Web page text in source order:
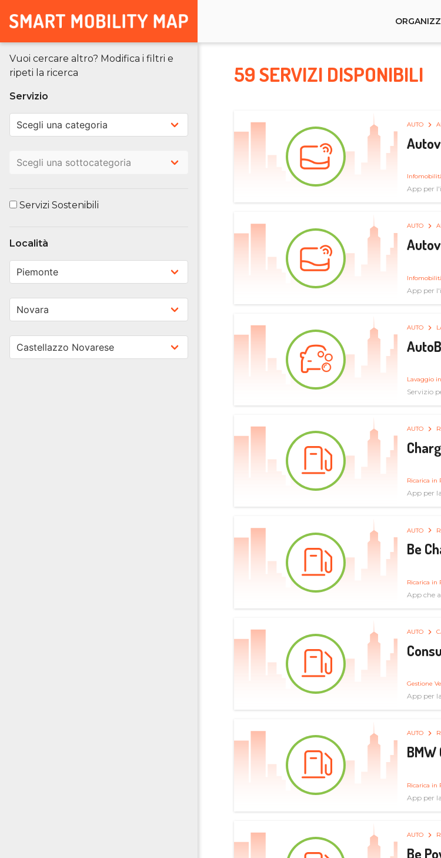
Vuoi cercare altro? Modifica i filtri e
ripeti la ricerca
Servizio
Servizi Sostenibili
Località
59 SERVIZI DISPONIBILI
AUTO
App per
AUTO
App per
AUTO
Lavaggio
Servizio
AUTO
Ricarica in
App per
AUTO
Be
Ricarica in
App che
AUTO
Gestione
App per
AUTO
Ricarica in
App per
AUTO
Be